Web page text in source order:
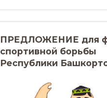
ПРЕДЛОЖЕНИЕ для
спортивной борьбы
Республики